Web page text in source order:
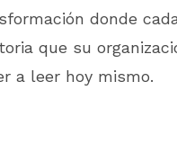
donde
que su
a leer hoy mismo.